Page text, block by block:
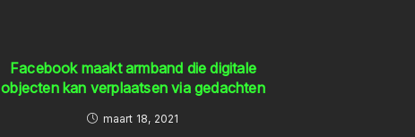
Facebook maakt armband die digitale
objecten kan verplaatsen via gedachten
maart 18, 2021